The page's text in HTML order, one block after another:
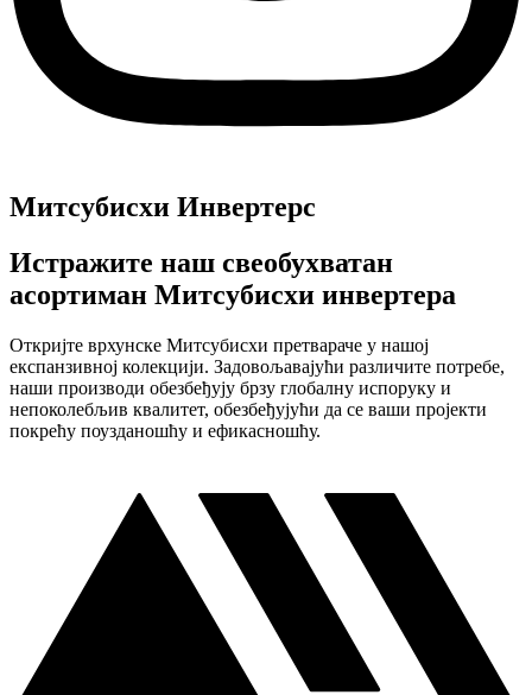
Митсубисхи Инвертерс
Истражите наш свеобухватан
асортиман Митсубисхи инвертера
Откријте врхунске Митсубисхи претвараче у нашој
експанзивној колекцији. Задовољавајући различите потребе,
наши производи обезбеђују брзу глобалну испоруку и
непоколебљив квалитет, обезбеђујући да се ваши пројекти
покрећу поузданошћу и ефикасношћу.